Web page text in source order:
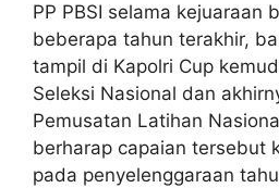
PP PBSI selama kejuaraan
beberapa tahun terakhir,
tampil di Kapolri Cup
Seleksi Nasional dan
Pemusatan Latihan
berharap capaian tersebut
pada penyelenggaraan